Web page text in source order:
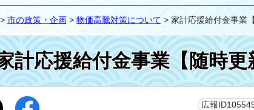
> 市の政策・企画> 物価高騰対策について > 家計応援給付金事業
計応援給付金事業【随時更
広報